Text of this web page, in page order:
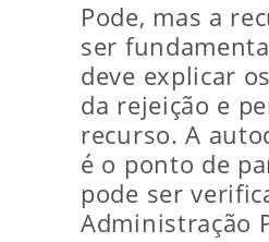
Pode, mas a
ser
deve explicar
da rejeição e
recurso. A
é o ponto de
pode ser
Administração